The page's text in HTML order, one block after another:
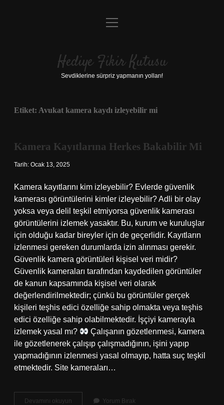
Anasayfa
Yasal Uyarı
menüyü
Hediye Fikir Kutusu
Sevdiklerine sürpriz yapmanın yolları!
Etiket: Avukat kamera kaydı izleyebilir mi
Kamera Kayıtlarına Herkes Bakabilir Mi
Tarih: Ocak 13, 2025
Kamera kayıtlarını kim izleyebilir? Evlerde güvenlik
kamerası görüntülerini kimler izleyebilir? Adli bir olay
yoksa veya delil teşkil etmiyorsa güvenlik kamerası
görüntülerini izlemek yasaktır. Bu, kurum ve kuruluşlar
için olduğu kadar bireyler için de geçerlidir. Kayıtların
izlenmesi gereken durumlarda izin alınması gerekir.
Güvenlik kamera görüntüleri kişisel veri midir?
Güvenlik kameraları tarafından kaydedilen görüntüler
de kanun kapsamında kişisel veri olarak
değerlendirilmektedir; çünkü bu görüntüler gerçek
kişileri teşhis edici özelliğe sahip olmakta veya teşhis
edici özelliğe sahip olabilmektedir. İşçiyi kamerayla
izlemek yasal mı?
Çalışanın gözetlenmesi, kamera
ile gözetlenerek çalışıp çalışmadığının, işini yapıp
yapmadığının izlenmesi yasal olmayıp, hatta suç teşkil
etmektedir. Site kameraları…
Devamını okuyun Yorum Bırak